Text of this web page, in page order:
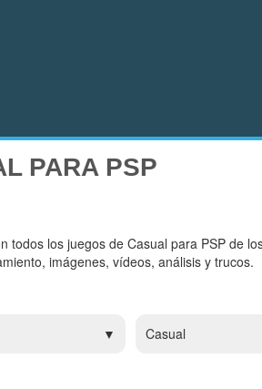
PARA PSP
todos los juegos de Casual para PSP de
imágenes, vídeos, análisis y trucos.
Casual